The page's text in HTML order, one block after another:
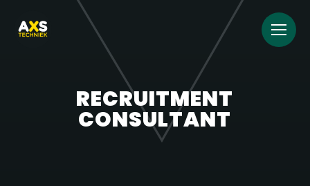
RECRUITMENT
CONSULTANT